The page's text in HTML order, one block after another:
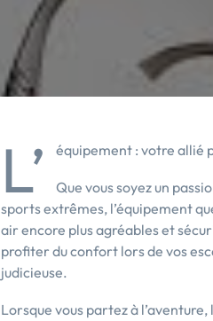
L’ équipement : votre allié
Que vous soyez un
sports extrêmes, l’équipement
air encore plus agréables et
profiter du confort lors de vos
judicieuse.
Lorsque vous partez à